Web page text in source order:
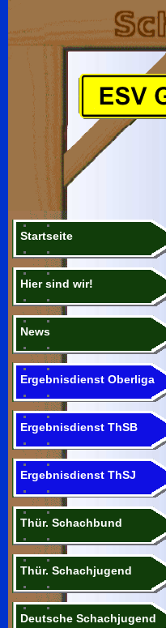
Startseite
Hier sind wir!
News
Ergebnisdienst Oberliga
Ergebnisdienst ThSB
Ergebnisdienst ThSJ
Thür. Schachbund
Thür. Schachjugend
Deutsche Schachjugend